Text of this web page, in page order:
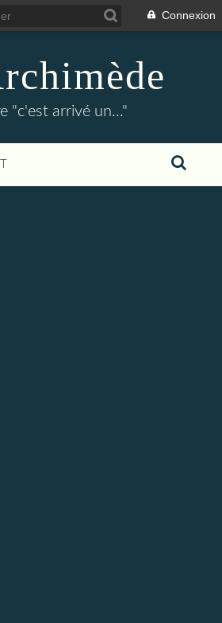
Connexion
"c'est arrivé un..."